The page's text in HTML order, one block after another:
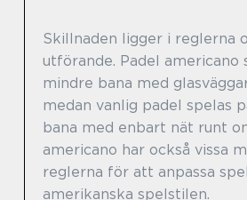
Skillnaden ligger i reglerna
utförande. Padel americano
mindre bana med
medan vanlig padel spelas
bana med enbart nät runt
americano har också vissa
reglerna för att anpassa
amerikanska spelstilen.